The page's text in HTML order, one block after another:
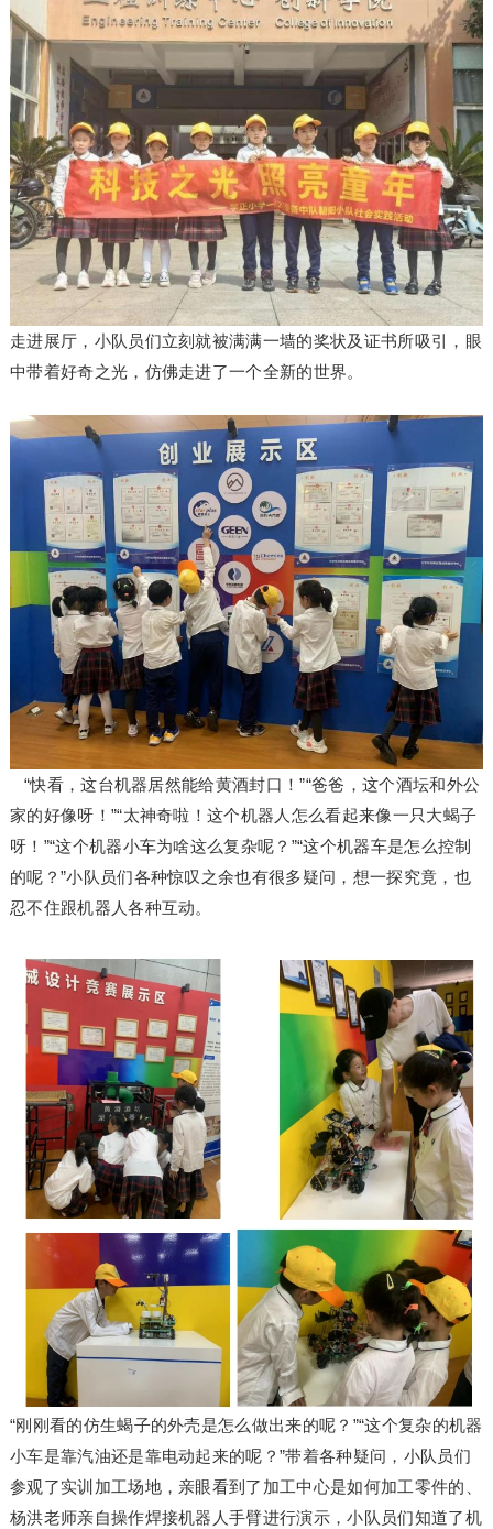
走进展厅，小队员们立刻就被满满一墙的奖状及证书所吸引，眼
中带着好奇之光，仿佛走进了一个全新的世界。
“快看，这台机器居然能给黄酒封口！”“爸爸，这个酒坛和外公
家的好像呀！”“太神奇啦！这个机器人怎么看起来像一只大蝎子
呀！”“这个机器小车为啥这么复杂呢？”“这个机器车是怎么控制
的呢？”小队员们各种惊叹之余也有很多疑问，想一探究竟，也
忍不住跟机器人各种互动。
“刚刚看的仿生蝎子的外壳是怎么做出来的呢？”“这个复杂的机器
小车是靠汽油还是靠电动起来的呢？”带着各种疑问，小队员们
参观了实训加工场地，亲眼看到了加工中心是如何加工零件的、
杨洪老师亲自操作焊接机器人手臂进行演示，小队员们知道了机